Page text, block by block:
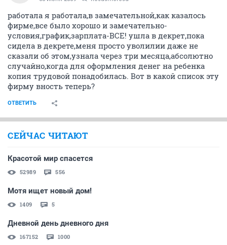
работала я работала,в замечательной,как казалось
фирме,все было хорошо и замечательно-
условия,график,зарплата-ВСЕ! ушла в декрет,пока
сидела в декрете,меня просто уволилии даже не
сказали об этом,узнала через три месяца,абсолютно
случайно,когда для оформления денег на ребенка
копия трудовой понадобилась. Вот в какой список эту
фирму вность теперь?
ОТВЕТИТЬ
СЕЙЧАС ЧИТАЮТ
Красотой мир спасется
52989 556
Мотя ищет новый дом!
1409 5
Дневной день дневного дня
167152 1000